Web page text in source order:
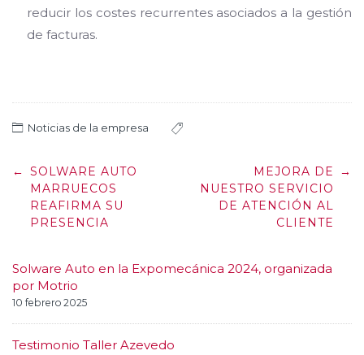
reducir los costes recurrentes asociados a la gestión
de facturas.
Noticias de la empresa
Post
navigation
← SOLWARE AUTO
MARRUECOS
REAFIRMA SU
PRESENCIA
MEJORA DE
NUESTRO SERVICIO
DE ATENCIÓN AL
CLIENTE
→
Solware Auto en la Expomecánica 2024, organizada
por Motrio
10 febrero 2025
Testimonio Taller Azevedo